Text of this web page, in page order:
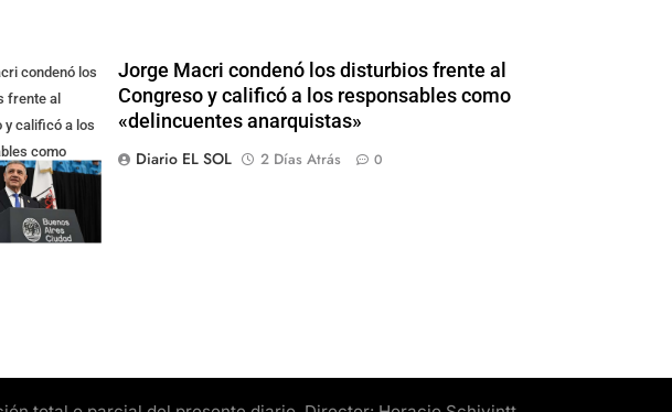
condenó los
frente al
y calificó a los
como
Jorge Macri condenó los disturbios frente al
Congreso y calificó a los responsables como
«delincuentes anarquistas»
Diario EL SOL
2 Días Atrás 0